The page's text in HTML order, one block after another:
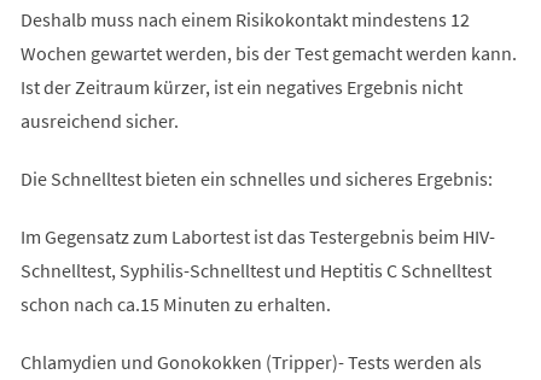
Deshalb muss nach einem Risikokontakt mindestens 12
Wochen gewartet werden, bis der Test gemacht werden kann.
Ist der Zeitraum kürzer, ist ein negatives Ergebnis nicht
ausreichend sicher.
Die Schnelltest bieten ein schnelles und sicheres Ergebnis:
Im Gegensatz zum Labortest ist das Testergebnis beim HIV-
Schnelltest, Syphilis-Schnelltest und Heptitis C Schnelltest
schon nach ca.15 Minuten zu erhalten.
Chlamydien und Gonokokken (Tripper)- Tests werden als